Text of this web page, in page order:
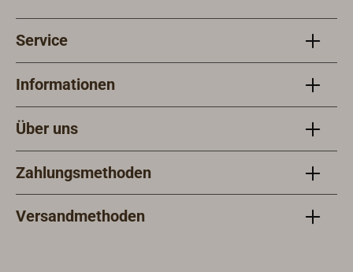
Service
Informationen
Über uns
Zahlungsmethoden
Versandmethoden